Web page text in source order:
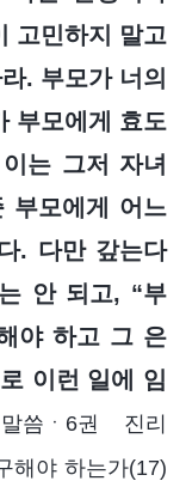
고민하지 말고
. 부모가 너의
부모에게 효도
는 그저 자녀
부모에게 어느
. 다만 갚는다
안 되고, “부
야 하고 그 은
이런 일에 임
말씀ㆍ6권 진리
해야 하는가(17)